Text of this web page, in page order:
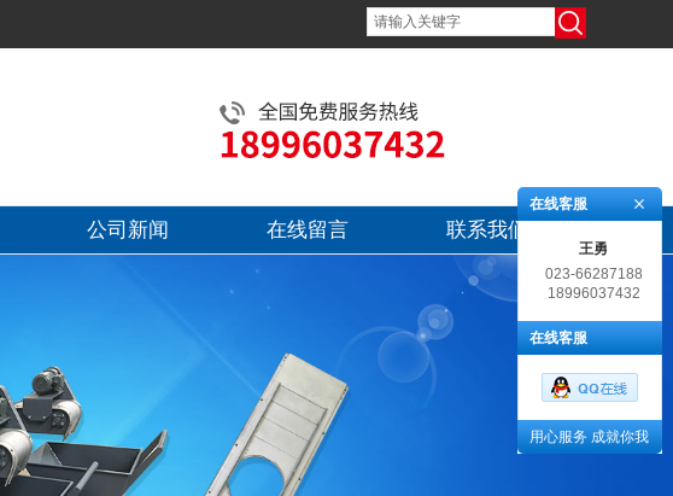
公司新闻 在线留言 联系我们
在线客服
王勇
023-66287188
18996037432
在线客服
用心服务 成就你我